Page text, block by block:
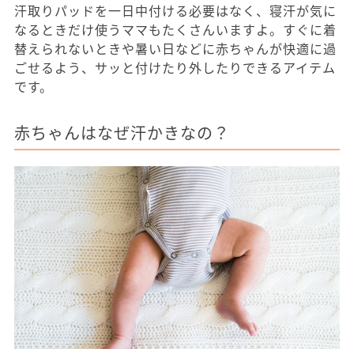
汗取りパッドを一日中付ける必要はなく、寝汗が気に
なるときだけ使うママもたくさんいますよ。すぐに着
替えられないときや暑い日などに赤ちゃんが快適に過
ごせるよう、サッと付けたり外したりできるアイテム
です。
赤ちゃんはなぜ汗かきなの？